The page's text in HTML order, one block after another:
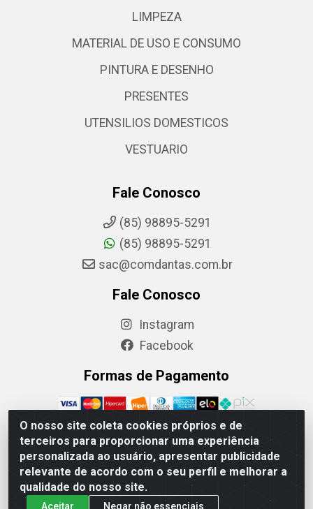
O nosso site coleta cookies próprios e de
terceiros para proporcionar uma experiência
personalizada ao usuário, apresentar publicidade
relevante de acordo com o seu perfil e melhorar a
qualidade do nosso site.
Aceitar Negar não essenciais
LIMPEZA
MATERIAL DE USO E CONSUMO
PINTURA E DESENHO
PRESENTES
UTENSILIOS DOMESTICOS
VESTUARIO
Fale Conosco
(85) 98895-5291
(85) 98895-5291
sac@comdantas.com.br
Fale Conosco
Instagram
Facebook
Formas de Pagamento
Rafael & Dantas LTDA - Rua Floriano Peixoto, 137-
Centro, CEP: 60025-130 | CNPJ: 02.884.314/0001-20